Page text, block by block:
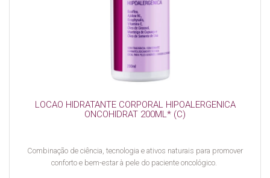
LOCAO HIDRATANTE CORPORAL HIPOALERGENICA
ONCOHIDRAT 200ML* (C)
Combinação de ciência, tecnologia e ativos naturais para promover
conforto e bem-estar à pele do paciente oncológico.